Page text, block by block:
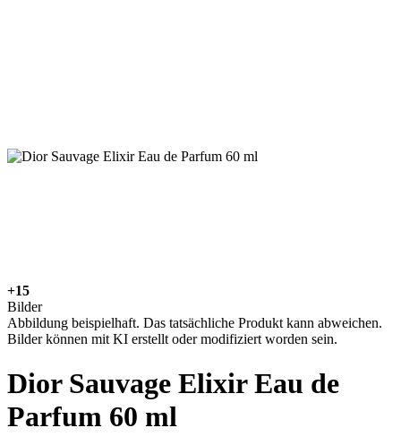
+15
Bilder
Abbildung beispielhaft. Das tatsächliche Produkt kann abweichen.
Bilder können mit KI erstellt oder modifiziert worden sein.
Dior Sauvage Elixir Eau de
Parfum 60 ml